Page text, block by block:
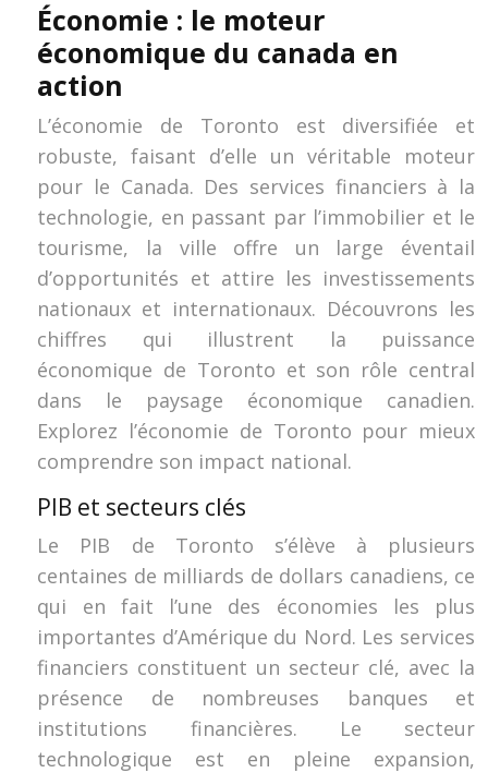
Économie : le moteur
économique du canada en
action
L’économie de Toronto est diversifiée et
robuste, faisant d’elle un véritable moteur
pour le Canada. Des services financiers à la
technologie, en passant par l’immobilier et le
tourisme, la ville offre un large éventail
d’opportunités et attire les investissements
nationaux et internationaux. Découvrons les
chiffres qui illustrent la puissance
économique de Toronto et son rôle central
dans le paysage économique canadien.
Explorez l’économie de Toronto pour mieux
comprendre son impact national.
PIB et secteurs clés
Le PIB de Toronto s’élève à plusieurs
centaines de milliards de dollars canadiens, ce
qui en fait l’une des économies les plus
importantes d’Amérique du Nord. Les services
financiers constituent un secteur clé, avec la
présence de nombreuses banques et
institutions financières. Le secteur
technologique est en pleine expansion,